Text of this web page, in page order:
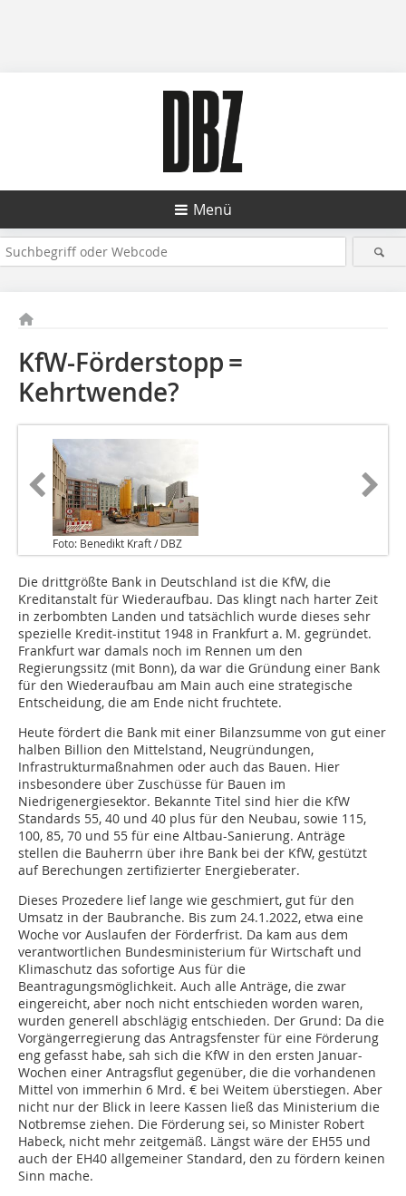
Menü
KfW-Förderstopp =
Kehrtwende?
Foto: Benedikt Kraft / DBZ
Die drittgrößte Bank in Deutschland ist die KfW, die
Kreditanstalt für Wiederaufbau. Das klingt nach harter Zeit
in zerbombten Landen und tatsächlich wurde dieses sehr
spezielle Kredit-institut 1948 in Frankfurt a. M. gegründet.
Frankfurt war damals noch im Rennen um den
Regierungssitz (mit Bonn), da war die Gründung einer Bank
für den Wiederaufbau am Main auch eine strategische
Entscheidung, die am Ende nicht fruchtete.
Heute fördert die Bank mit einer Bilanzsumme von gut einer
halben Billion den Mittelstand, Neugründungen,
Infrastrukturmaßnahmen oder auch das Bauen. Hier
insbesondere über Zuschüsse für Bauen im
Niedrigenergiesektor. Bekannte Titel sind hier die KfW
Standards 55, 40 und 40 plus für den Neubau, sowie 115,
100, 85, 70 und 55 für eine Altbau-Sanierung. Anträge
stellen die Bauherrn über ihre Bank bei der KfW, gestützt
auf Berechungen zertifizierter Energieberater.
Dieses Prozedere lief lange wie geschmiert, gut für den
Umsatz in der Baubranche. Bis zum 24.1.2022, etwa eine
Woche vor Auslaufen der Förderfrist. Da kam aus dem
verantwortlichen Bundesministerium für Wirtschaft und
Klimaschutz das sofortige Aus für die
Beantragungsmöglichkeit. Auch alle Anträge, die zwar
eingereicht, aber noch nicht entschieden worden waren,
wurden generell abschlägig entschieden. Der Grund: Da die
Vorgängerregierung das Antragsfenster für eine Förderung
eng gefasst habe, sah sich die KfW in den ersten Januar-
Wochen einer Antragsflut gegenüber, die die vorhandenen
Mittel von immerhin 6 Mrd. € bei Weitem überstiegen. Aber
nicht nur der Blick in leere Kassen ließ das Ministerium die
Notbremse ziehen. Die Förderung sei, so Minister Robert
Habeck, nicht mehr zeitgemäß. Längst wäre der EH55 und
auch der EH40 allgemeiner Standard, den zu fördern keinen
Sinn mache.